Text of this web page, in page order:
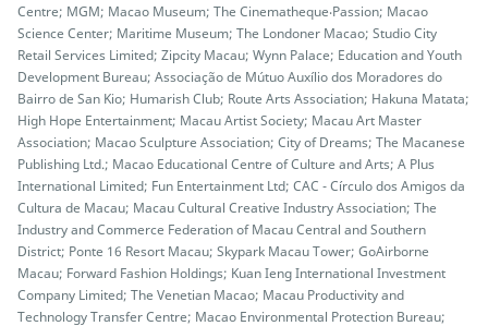
Centre; MGM; Macao Museum; The Cinematheque‧Passion; Macao
Science Center; Maritime Museum; The Londoner Macao; Studio City
Retail Services Limited; Zipcity Macau; Wynn Palace; Education and Youth
Development Bureau; Associação de Mútuo Auxílio dos Moradores do
Bairro de San Kio; Humarish Club; Route Arts Association; Hakuna Matata;
High Hope Entertainment; Macau Artist Society; Macau Art Master
Association; Macao Sculpture Association; City of Dreams; The Macanese
Publishing Ltd.; Macao Educational Centre of Culture and Arts; A Plus
International Limited; Fun Entertainment Ltd; CAC - Círculo dos Amigos da
Cultura de Macau; Macau Cultural Creative Industry Association; The
Industry and Commerce Federation of Macau Central and Southern
District; Ponte 16 Resort Macau; Skypark Macau Tower; GoAirborne
Macau; Forward Fashion Holdings; Kuan Ieng International Investment
Company Limited; The Venetian Macao; Macau Productivity and
Technology Transfer Centre; Macao Environmental Protection Bureau;